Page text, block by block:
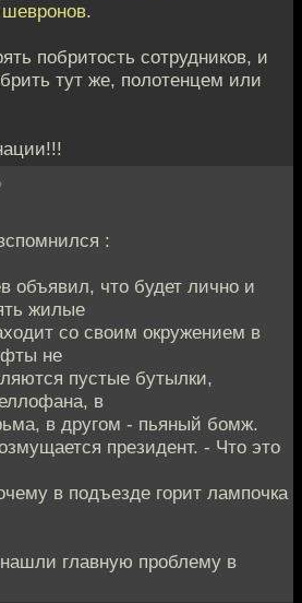
побритость сотрудников, и
тут же, полотенцем или
:
объявил, что будет лично и
жилые
со своим окружением в
не
пустые бутылки,
в
в другом - пьяный бомж.
президент. - Что это
в подъезде горит лампочка
нашли главную проблему в